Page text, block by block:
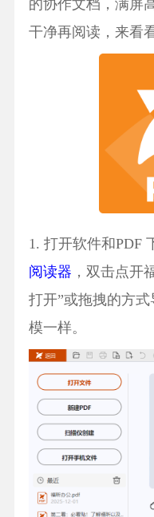
的协作文档，满屏
干净再阅读，来看
1. 打开软件和PDF
阅读器 ，双击点开
打开”或拖拽的方
模一样。